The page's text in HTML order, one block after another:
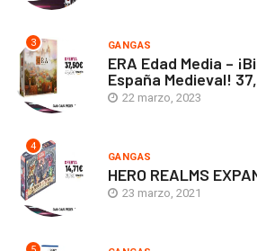
3 GANGAS
ERA Edad Media –
España Medieval!
22 marzo, 2023
4
GANGAS
HERO REALMS
23 marzo, 2021